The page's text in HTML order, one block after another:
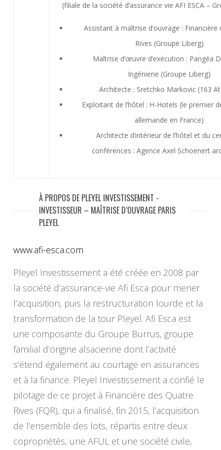
(filiale de la société d’assurance vie AFI ESCA –
Assistant à maîtrise d’ouvrage : Financière
Rives (Groupe Liberg)
Maîtrise d’œuvre d’exécution : Pangéa
Ingénierie (Groupe Liberg)
Architecte : Sretchko Markovic (163
Exploitant de l’hôtel : H-Hotels (le premier
allemande en France)
Architecte d’intérieur de l’hôtel et du
conférences : Agence Axel Schoenert
À PROPOS DE PLEYEL INVESTISSEMENT -
INVESTISSEUR – MAÎTRISE D’OUVRAGE PARIS
PLEYEL
www.afi-esca.com
Pleyel Investissement a été créée en 2008 par
la société d’assurance-vie Afi Esca pour mener
l’acquisition, puis la restructuration lourde et la
transformation de la tour Pleyel. Afi Esca est
une composante du Groupe Burrus, groupe
familial d’origine alsacienne dont l’activité
s’étend également au courtage en assurances
et à la finance. Pleyel Investissement a confié le
pilotage de ce projet à Financière des Quatre
Rives (FQR), qui a finalisé, fin 2015, l’acquisition
de l’ensemble des lots, répartis entre deux
copropriétés, une AFUL et une société civile,